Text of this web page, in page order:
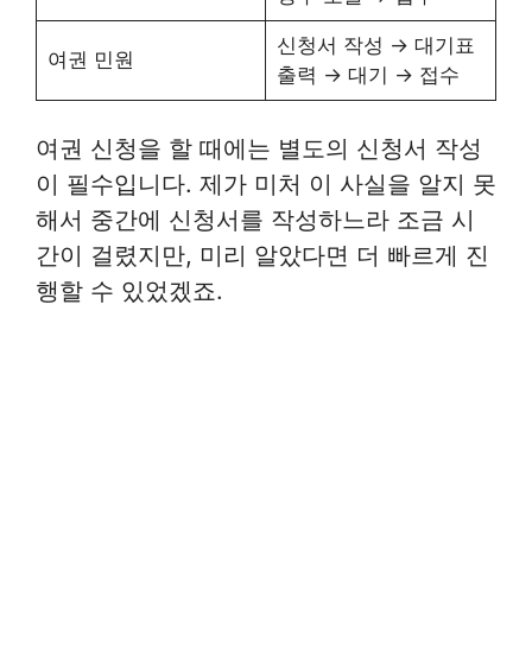
여권 민원
신청서 작성 → 대기표
출력 → 대기 → 접수
여권 신청을 할 때에는 별도의 신청서 작성
이 필수입니다. 제가 미처 이 사실을 알지 못
해서 중간에 신청서를 작성하느라 조금 시
간이 걸렸지만, 미리 알았다면 더 빠르게 진
행할 수 있었겠죠.